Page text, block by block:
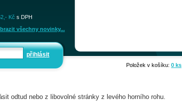
Kč s DPH
všechny novinky...
přihlásit
Položek v košíku: 0 ks
odtud nebo z libovolné stránky z levého horního rohu.